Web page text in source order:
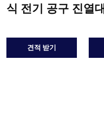
식 전기 공구 진열대
견적 받기